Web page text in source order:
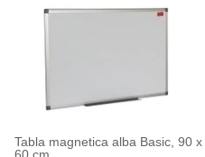
Tabla magnetica alba Basic, 90 x